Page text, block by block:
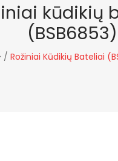
kūdikių
(BSB6853)
/ Rožiniai Kūdikių Bateliai